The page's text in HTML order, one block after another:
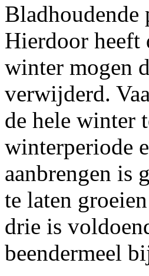
Bladhoudende
Hierdoor heeft
winter mogen
verwijderd.
de hele winter
winterperiode
aanbrengen is
te laten
drie is
beendermeel